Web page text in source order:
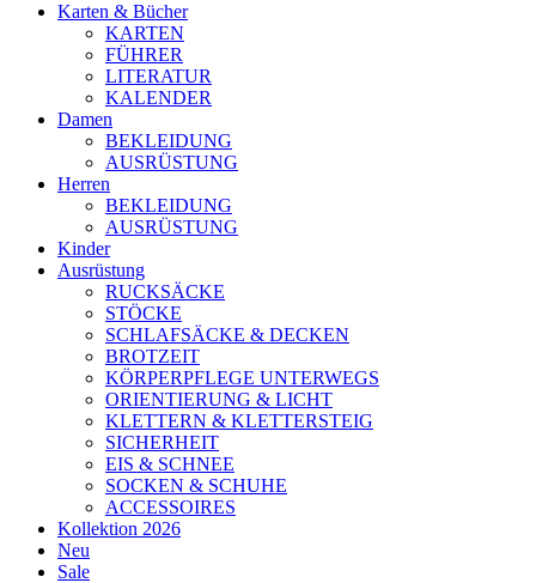
Karten & Bücher
KARTEN
FÜHRER
LITERATUR
KALENDER
Damen
BEKLEIDUNG
AUSRÜSTUNG
Herren
BEKLEIDUNG
AUSRÜSTUNG
Kinder
Ausrüstung
RUCKSÄCKE
STÖCKE
SCHLAFSÄCKE & DECKEN
BROTZEIT
KÖRPERPFLEGE UNTERWEGS
ORIENTIERUNG & LICHT
KLETTERN & KLETTERSTEIG
SICHERHEIT
EIS & SCHNEE
SOCKEN & SCHUHE
ACCESSOIRES
Kollektion 2026
Neu
Sale